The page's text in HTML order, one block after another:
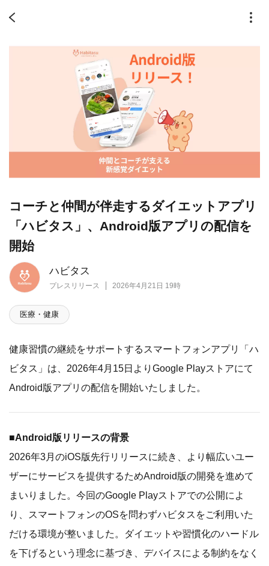
ハビタス
プレスリリース 2026年4月21日 19時
コーチと仲間が伴走するダイエットアプリ
「ハビタス」、Android版アプリの配信を
開始
医療・健康
健康習慣の継続をサポートするスマートフォンアプリ「ハ
ビタス」は、2026年4月15日よりGoogle Playストアにて
Android版アプリの配信を開始いたしました。
■Android版リリースの背景
2026年3月のiOS版先行リリースに続き、より幅広いユー
ザーにサービスを提供するためAndroid版の開発を進めて
まいりました。今回のGoogle Playストアでの公開によ
り、スマートフォンのOSを問わずハビタスをご利用いた
だける環境が整いました。ダイエットや習慣化のハードル
を下げるという理念に基づき、デバイスによる制約をなく